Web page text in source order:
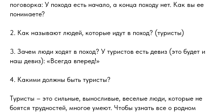
поговорка: У похода есть начало, а конца походу нет. Как вы ее
понимаете?
2. Как называют людей, которые идут в поход? (туристы)
3. Зачем люди ходят в поход? У туристов есть девиз (это будет и
наш девиз): «Всегда вперед!»
4. Какими должны быть туристы?
Туристы – это сильные, выносливые, веселые люди, которые не
боятся трудностей, многое умеют. Чтобы узнать все о родном